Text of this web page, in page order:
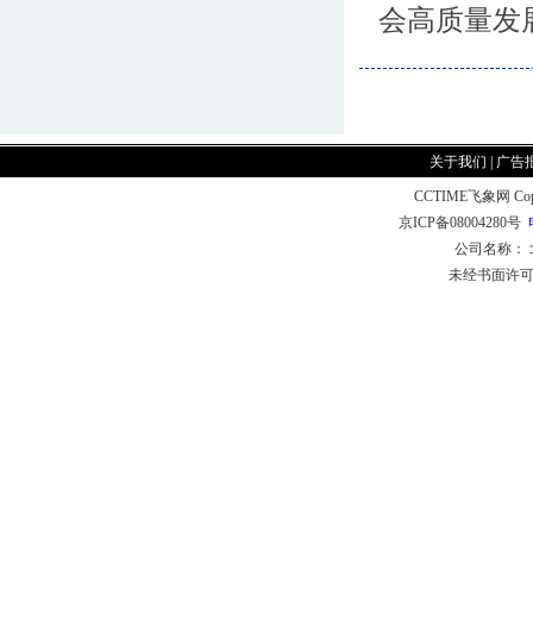
会高质量发
关于我们 广告
CCTIME飞象网
京ICP备08004280号
公司名称：
未经书面许